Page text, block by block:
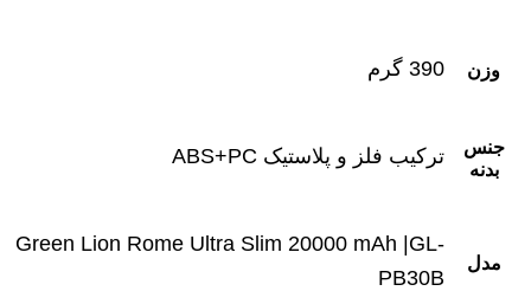
وزن 390 گرم
جنس
بدنه
ترکیب فلز و پلاستیک ABS+PC
مدل
Green Lion Rome Ultra Slim 20000 mAh |GL-
PB30B